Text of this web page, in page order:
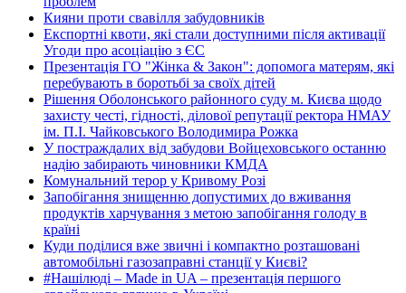
Кияни проти свавілля забудовників
Експортні квоти, які стали доступними після активації
Угоди про асоціацію з ЄС
Презентація ГО "Жінка & Закон": допомога матерям, які
перебувають в боротьбі за своїх дітей
Рішення Оболонського районного суду м. Києва щодо
захисту честі, гідності, ділової репутації ректора НМАУ
ім. П.І. Чайковського Володимира Рожка
У постраждалих від забудови Войцеховського останню
надію забирають чиновники КМДА
Комунальний терор у Кривому Розі
Запобігання знищенню допустимих до вживання
продуктів харчування з метою запобігання голоду в
країні
Куди поділися вже звичні і компактно розташовані
автомобільні газозаправні станції у Києві?
#Нашілюді – Made in UA – презентація першого